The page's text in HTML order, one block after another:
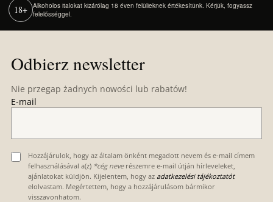
18+
Alkoholos italokat kizárólag 18 éven felülieknek értékesítünk. Kérjük, fogyassz
felelősséggel.
Odbierz newsletter
Nie przegap żadnych nowości lub rabatów!
E-mail
Hozzájárulok, hogy az általam önként megadott nevem és e-mail címem
felhasználásával a(z) *cég neverészemre e-mail útján hírleveleket,
ajánlatokat küldjön. Kijelentem, hogy az adatkezelési tájékoztatót
elolvastam. Megértettem, hogy a hozzájárulásom bármikor
visszavonhatom.